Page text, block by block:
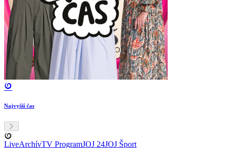
Najvyšší čas
LiveArchívTV ProgramJOJ 24JOJ Šport